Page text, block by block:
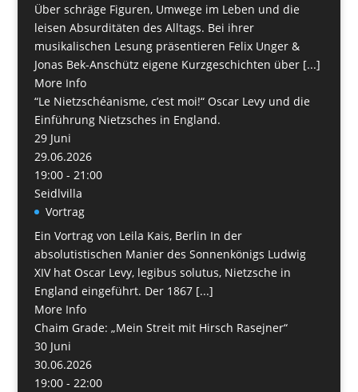
Über schräge Figuren, Umwege im Leben und die
leisen Absurditäten des Alltags. Bei ihrer
musikalischen Lesung präsentieren Felix Unger &
Jonas Bek-Anschütz eigene Kurzgeschichten über [...]
More Info
“Le Nietzschéanisme, c’est moi!“ Oscar Levy und die
Einführung Nietzsches in England.
29 Juni
29.06.2026
19:00 - 21:00
Seidlvilla
Vortrag
Ein Vortrag von Leila Kais, Berlin In der
absolutistischen Manier des Sonnenkönigs Ludwig
XIV hat Oscar Levy, legibus solutus, Nietzsche in
England eingeführt. Der 1867 [...]
More Info
Chaim Grade: „Mein Streit mit Hirsch Rasejner“
30 Juni
30.06.2026
19:00 - 22:00